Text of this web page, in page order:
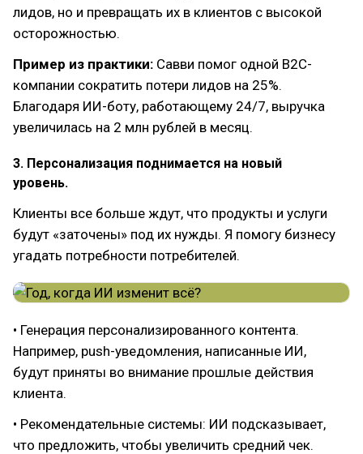
лидов, но и превращать их в клиентов с высокой
осторожностью.
Пример из практики: Савви помог одной B2C-
компании сократить потери лидов на 25%.
Благодаря ИИ-боту, работающему 24/7, выручка
увеличилась на 2 млн рублей в месяц.
3. Персонализация поднимается на новый
уровень.
Клиенты все больше ждут, что продукты и услуги
будут «заточены» под их нужды. Я помогу бизнесу
угадать потребности потребителей.
• Генерация персонализированного контента.
Например, push-уведомления, написанные ИИ,
будут приняты во внимание прошлые действия
клиента.
• Рекомендательные системы: ИИ подсказывает,
что предложить, чтобы увеличить средний чек.